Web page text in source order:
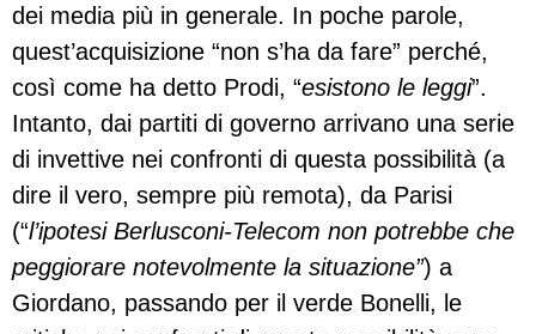
dei media più in generale. In poche parole,
quest’acquisizione “non s’ha da fare” perché,
così come ha detto Prodi, “esistono le leggi”.
Intanto, dai partiti di governo arrivano una serie
di invettive nei confronti di questa possibilità (a
dire il vero, sempre più remota), da Parisi
(“l’ipotesi Berlusconi-Telecom non potrebbe che
peggiorare notevolmente la situazione”) a
Giordano, passando per il verde Bonelli, le